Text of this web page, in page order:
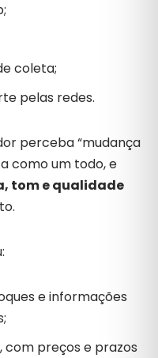
coleta;
pelas redes.
perceba “mudança
como um todo, e
tom e qualidade
e informações
com preços e prazos